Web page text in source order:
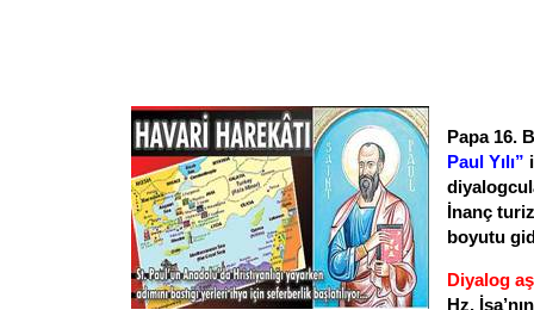
Papa 16.
Paul Yılı”
İnanç
boyutu
Diyalog
Hz.